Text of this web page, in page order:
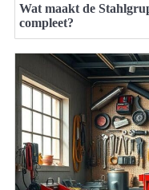
Wat maakt de
compleet?